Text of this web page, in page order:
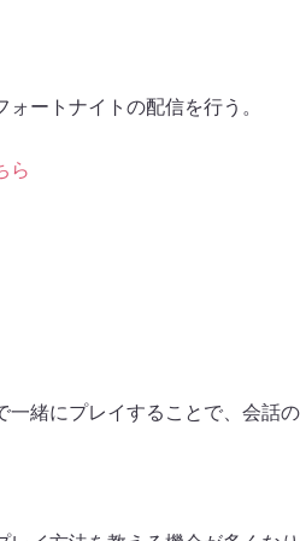
ートナイトの配信を行う。
ら
緒にプレイすることで、会話